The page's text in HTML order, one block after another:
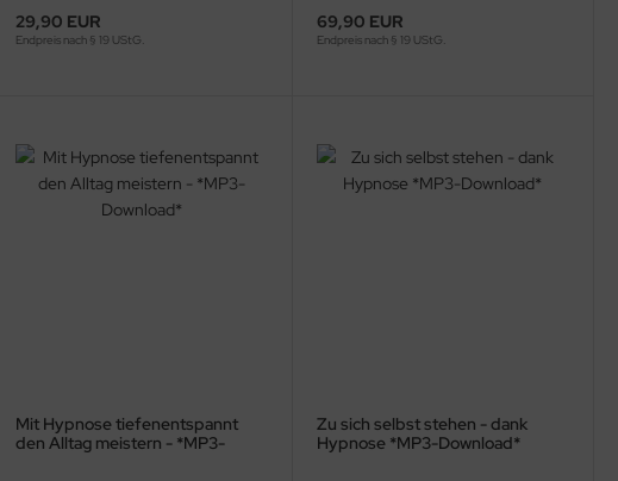
29,90 EUR
Endpreis nach § 19 UStG.
69,90 EUR
Endpreis nach § 19 UStG.
Mit Hypnose tiefenentspannt
den Alltag meistern - *MP3-
Zu sich selbst stehen - dank
Hypnose *MP3-Download*